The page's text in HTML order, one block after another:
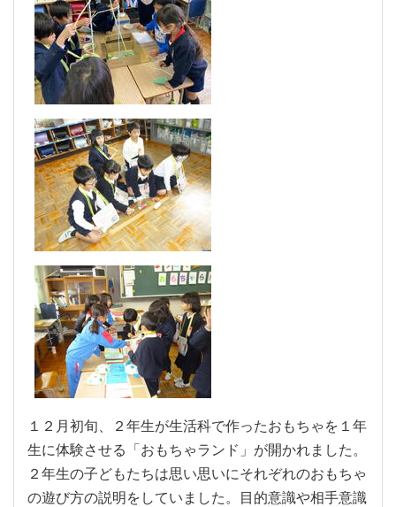
１２月初旬、２年生が生活科で作ったおもちゃを１年
生に体験させる「おもちゃランド」が開かれました。
２年生の子どもたちは思い思いにそれぞれのおもちゃ
の遊び方の説明をしていました。目的意識や相手意識